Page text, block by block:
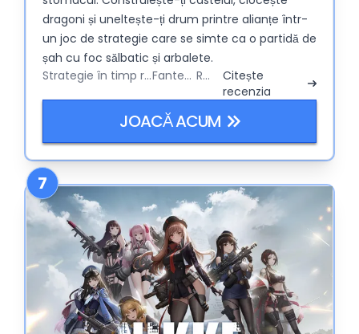
dragoni și uneltește-ți drum printre alianțe într-
un joc de strategie care se simte ca o partidă de
șah cu foc sălbatic și arbalete.
Strategie în timp real
Fantezie RPG
Citește
recenzia
JOACĂ ACUM
7